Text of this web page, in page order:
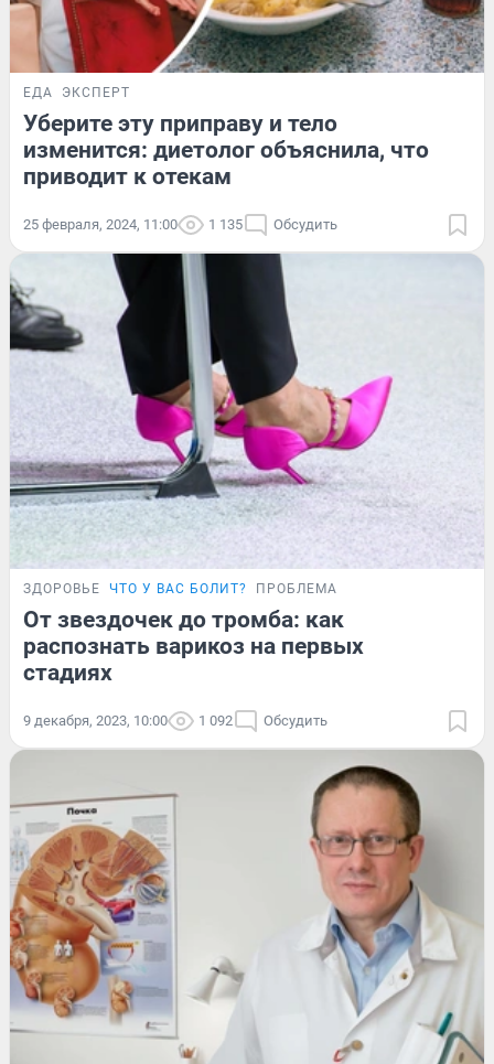
ЕДА ЭКСПЕРТ
Уберите эту приправу и тело
изменится: диетолог объяснила, что
приводит к отекам
25 февраля, 2024, 11:00 1 135 Обсудить
ЗДОРОВЬЕ ЧТО У ВАС БОЛИТ? ПРОБЛЕМА
От звездочек до тромба: как
распознать варикоз на первых
стадиях
9 декабря, 2023, 10:00 1 092 Обсудить